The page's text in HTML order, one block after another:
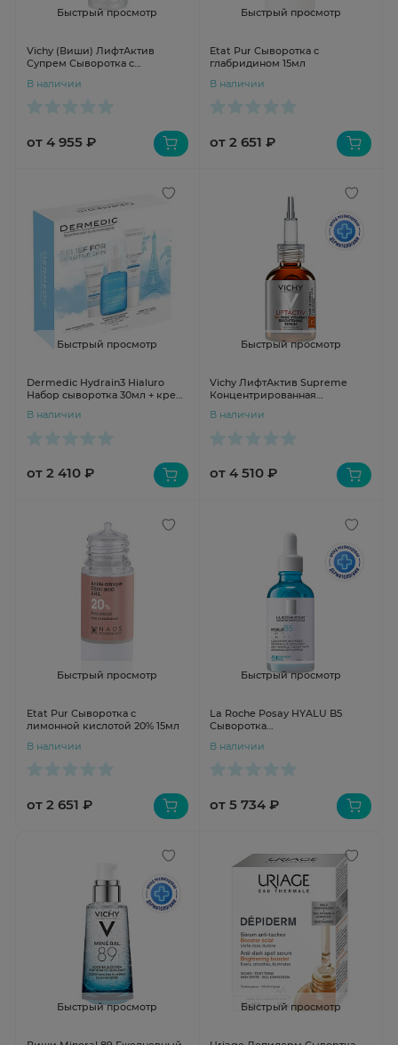
Быстрый просмотр
Vichy (Виши) ЛифтАктив
Супрем Сыворотка с
кожи вокруг 15мл
В наличии
от 4 955 ₽
Быстрый просмотр
Etat Pur Сыворотка с
глабридином 15мл
В наличии
от 2 651 ₽
Быстрый просмотр
Dermedic Hydrain3 Hialuro
Набор сыворотка 30мл + крем
SPF15 2,5мл
В наличии
от 2 410 ₽
Быстрый просмотр
Vichy ЛифтАктив Supreme
Концентрированная
сияния кожи 20мл
В наличии
от 4 510 ₽
Быстрый просмотр
Etat Pur Сыворотка с
лимонной кислотой 20% 15мл
В наличии
от 2 651 ₽
Быстрый просмотр
La Roche Posay HYALU B5
Сыворотка
увлажняющая против морщин
В наличии
от 5 734 ₽
Быстрый просмотр Быстрый просмотр